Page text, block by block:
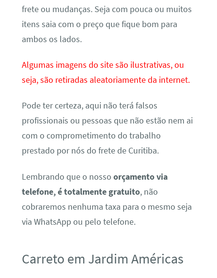
frete ou mudanças. Seja com pouca ou muitos
itens saia com o preço que fique bom para
ambos os lados.
Algumas imagens do site são ilustrativas, ou
seja, são retiradas aleatoriamente da internet.
Pode ter certeza, aqui não terá falsos
profissionais ou pessoas que não estão nem ai
com o comprometimento do trabalho
prestado por nós do frete de Curitiba.
Lembrando que o nosso orçamento via
telefone, é totalmente gratuito, não
cobraremos nenhuma taxa para o mesmo seja
via WhatsApp ou pelo telefone.
Carreto em Jardim Américas